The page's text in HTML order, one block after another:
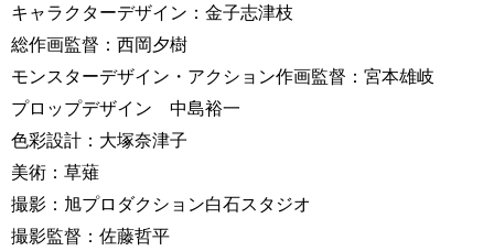
キャラクターデザイン：金子志津枝
総作画監督：西岡夕樹
モンスターデザイン・アクション作画監督：宮本雄岐
プロップデザイン 中島裕一
色彩設計：大塚奈津子
美術：草薙
撮影：旭プロダクション白石スタジオ
撮影監督：佐藤哲平